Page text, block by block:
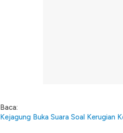
Baca:
Kejagung Buka Suara Soal Kerugian